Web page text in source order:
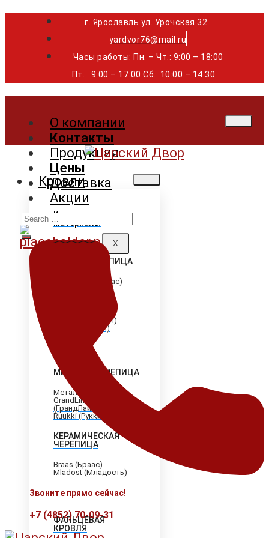
г. Ярославль ул. Урочская 32 ⁣⁣⁣⁣
yardvor76@mail.ru
Часы работы: Пн. – Чт.: 9:00 – 18:00
Пт. : 9:00 – 17:00 Сб.: 10:00 – 14:30
О компании
Контакты
Продукция
Цены
Доставка
Акции
X
Кровли
Кровельные
материалы
ГИБКАЯ ЧЕРЕПИЦА
Shinglas (Шинглас)
Katepal (Катепал)
Icopal (Икопал)
МЕТАЛЛОЧЕРЕПИЦА
МеталлПрофиль
GrandLine
(ГрандЛайн)
Ruukki (Рукки)
КЕРАМИЧЕСКАЯ
ЧЕРЕПИЦА
Braas (Браас)
Mladost (Младость)
ФАЛЬЦЕВАЯ
КРОВЛЯ
Search
for:
Звоните прямо сейчас!
+7 (4852) 70-09-31